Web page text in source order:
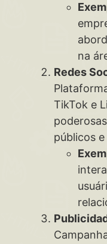
na
Redes
TikTok e
públicos